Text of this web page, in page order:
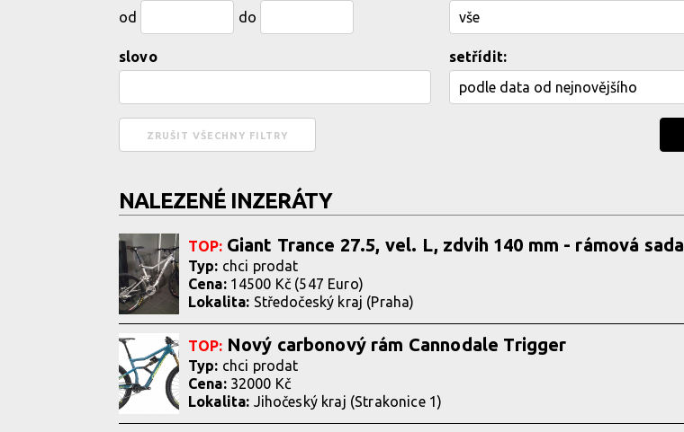
od
do
slovo setřídit:
NALEZENÉ INZERÁTY
TOP: Giant Trance 27.5, vel. L, zdvih 140 mm - rámová sada
Typ: chci prodat
Cena: 14500 Kč (547 Euro)
Lokalita: Středočeský kraj (Praha)
TOP: Nový carbonový rám Cannodale Trigger
Typ: chci prodat
Cena: 32000 Kč
Lokalita: Jihočeský kraj (Strakonice 1)